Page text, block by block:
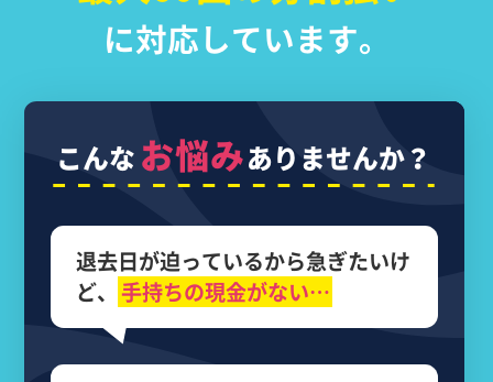
に対応しています。
こんなお悩みありませんか？
退去日が迫っているから急ぎたいけ
ど、 手持ちの現金がない…